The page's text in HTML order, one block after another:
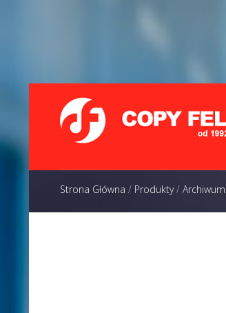
Strona Główna / Produkty/ Archiwum